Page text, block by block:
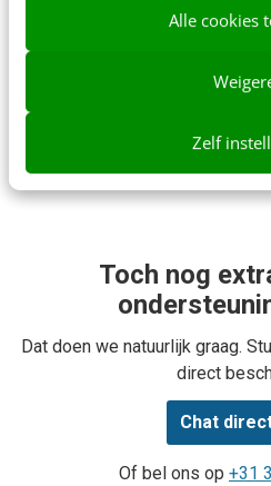
Alle cookies
Zelf
Toch nog
Dat doen we natuurlijk graag.
direct
Chat
Of bel ons op +31